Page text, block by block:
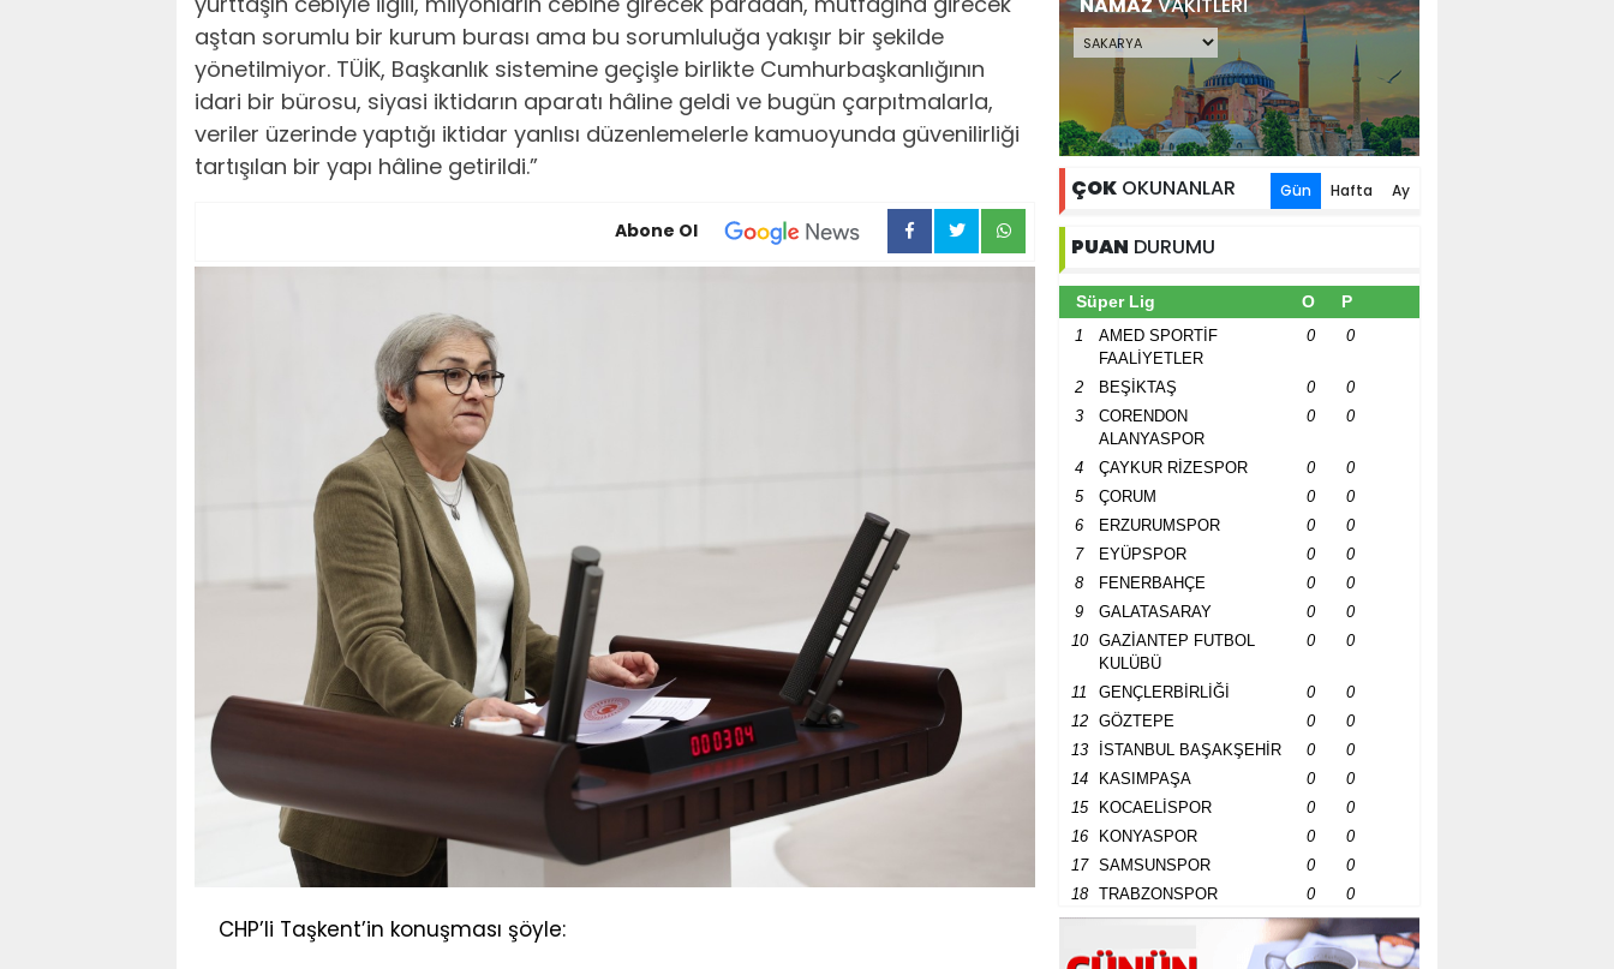
aştan sorumlu bir kurum burası ama bu sorumluluğa yakışır bir şekilde
yönetilmiyor. TÜİK, Başkanlık sistemine geçişle birlikte Cumhurbaşkanlığının
idari bir bürosu, siyasi iktidarın aparatı hâline geldi ve bugün çarpıtmalarla,
veriler üzerinde yaptığı iktidar yanlısı düzenlemelerle kamuoyunda güvenilirliği
tartışılan bir yapı hâline getirildi.”
Abone Ol
CHP’li Taşkent’in konuşması şöyle:
ÇOK OKUNANLAR Gün Hafta Ay
PUAN DURUMU
Süper Lig O P
1
AMED SPORTİF
FAALİYETLER
0 0
2 BEŞİKTAŞ 0
0
3
CORENDON
ALANYASPOR
0 0
4 ÇAYKUR RİZESPOR 0
0
5
ÇORUM 0
0
6
ERZURUMSPOR 0
0
7
EYÜPSPOR 0
0
8
FENERBAHÇE 0
0
9
GALATASARAY 0
0
10
GAZİANTEP FUTBOL
KULÜBÜ
0 0
11 GENÇLERBİRLİĞİ 0
0
12
GÖZTEPE 0
0
13
İSTANBUL BAŞAKŞEHİR 0
0
14
KASIMPAŞA 0
0
15
KOCAELİSPOR 0
0
16
KONYASPOR 0
0
17
SAMSUNSPOR 0
0
18
TRABZONSPOR 0 0